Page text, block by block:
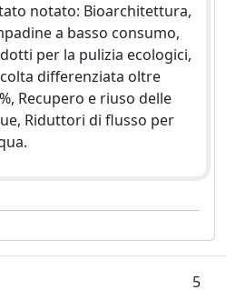
notato: Bioarchitettura,
a basso consumo,
per la pulizia ecologici,
differenziata oltre
Recupero e riuso delle
Riduttori di flusso per
5